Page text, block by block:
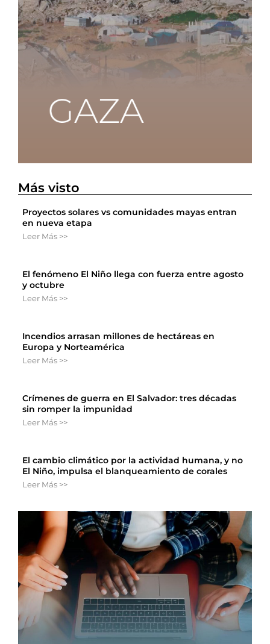
Más visto
Proyectos solares vs comunidades mayas entran
en nueva etapa
Leer Más >>
El fenómeno El Niño llega con fuerza entre agosto
y octubre
Leer Más >>
Incendios arrasan millones de hectáreas en
Europa y Norteamérica
Leer Más >>
Crímenes de guerra en El Salvador: tres décadas
sin romper la impunidad
Leer Más >>
El cambio climático por la actividad humana, y no
El Niño, impulsa el blanqueamiento de corales
Leer Más >>